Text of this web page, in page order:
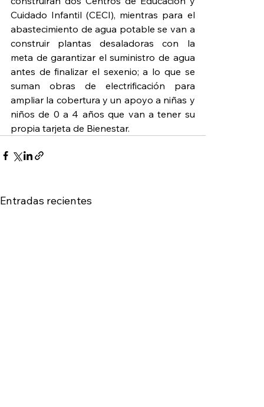
Cuidado Infantil (CECI), mientras para el
abastecimiento de agua potable se van a
construir plantas desaladoras con la
meta de garantizar el suministro de agua
antes de finalizar el sexenio; a lo que se
suman obras de electrificación para
ampliar la cobertura y un apoyo a niñas y
niños de 0 a 4 años que van a tener su
propia tarjeta de Bienestar.
Entradas recientes